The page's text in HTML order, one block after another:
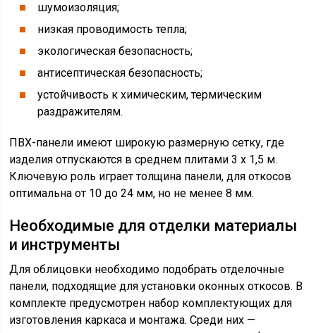
шумоизоляция;
низкая проводимость тепла;
экологическая безопасность;
антисептическая безопасность;
устойчивость к химическим, термическим
раздражителям.
ПВХ-панели имеют широкую размерную сетку, где
изделия отпускаются в среднем плитами 3 х 1,5 м.
Ключевую роль играет толщина панели, для откосов
оптимальна от 10 до 24 мм, но не менее 8 мм.
Необходимые для отделки материалы
и инструменты
Для облицовки необходимо подобрать отделочные
панели, подходящие для установки оконных откосов. В
комплекте предусмотрен набор комплектующих для
изготовления каркаса и монтажа. Среди них —